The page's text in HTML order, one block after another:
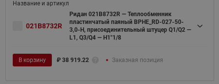
021B8732R
Ридан 021B8732R — Теплообменник
пластинчатый паяный BPHE_RD-027-50-
3,0-H, присоединительный штуцер Q1/Q2 —
L1, Q3/Q4 — H1"1/8
В корзину ₽ 38 919.22 Заказная позиция